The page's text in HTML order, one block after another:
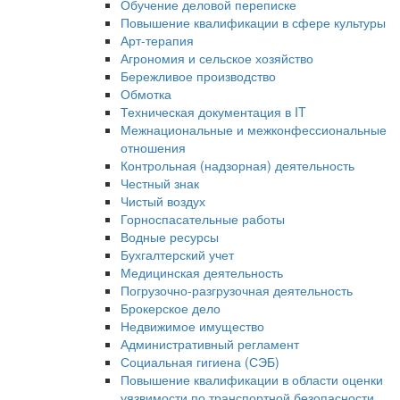
Обучение деловой переписке
Повышение квалификации в сфере культуры
Арт-терапия
Агрономия и сельское хозяйство
Бережливое производство
Обмотка
Техническая документация в IT
Межнациональные и межконфессиональные
отношения
Контрольная (надзорная) деятельность
Честный знак
Чистый воздух
Горноспасательные работы
Водные ресурсы
Бухгалтерский учет
Медицинская деятельность
Погрузочно-разгрузочная деятельность
Брокерское дело
Недвижимое имущество
Административный регламент
Социальная гигиена (СЭБ)
Повышение квалификации в области оценки